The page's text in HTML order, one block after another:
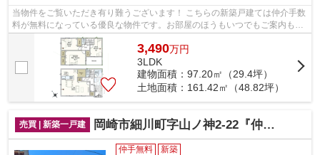
当物件をご覧いただき有り難うございます！ こちらの新築戸建ては仲介手数
料が無料になっている優良な物件です。お部屋のほうもいつでもご案内もさ
せて頂きますのでお気軽にお問合せ下...
3,490万円
3LDK
建物面積：97.20㎡（29.4坪）
土地面積：161.42㎡（48.82坪）
売買 | 新築一戸建 岡崎市細川町字山ノ神2-22『仲介料無料』新築戸建て
仲手無料 新築